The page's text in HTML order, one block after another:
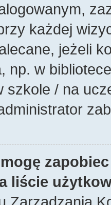
każdej
jeżeli
np. w
szkole / na
liście